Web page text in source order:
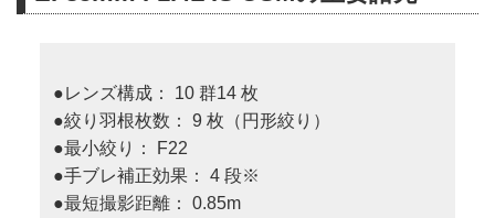
●レンズ構成： 10 群14 枚
●絞り羽根枚数： 9 枚（円形絞り）
●最小絞り： F22
●手ブレ補正効果： 4 段※
●最短撮影距離： 0.85m